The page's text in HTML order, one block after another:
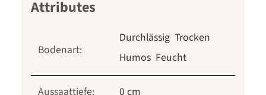
Bodenart:
Durchlässig Trocken
Humos Feucht
Aussaattiefe:
0 cm